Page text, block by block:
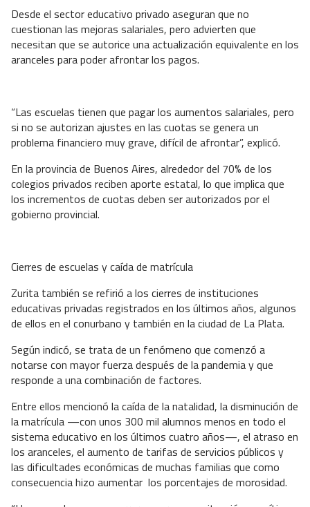
Desde el sector educativo privado aseguran que no
cuestionan las mejoras salariales, pero advierten que
necesitan que se autorice una actualización equivalente en los
aranceles para poder afrontar los pagos.
“Las escuelas tienen que pagar los aumentos salariales, pero
si no se autorizan ajustes en las cuotas se genera un
problema financiero muy grave, difícil de afrontar”, explicó.
En la provincia de Buenos Aires, alrededor del 70% de los
colegios privados reciben aporte estatal, lo que implica que
los incrementos de cuotas deben ser autorizados por el
gobierno provincial.
Cierres de escuelas y caída de matrícula
Zurita también se refirió a los cierres de instituciones
educativas privadas registrados en los últimos años, algunos
de ellos en el conurbano y también en la ciudad de La Plata.
Según indicó, se trata de un fenómeno que comenzó a
notarse con mayor fuerza después de la pandemia y que
responde a una combinación de factores.
Entre ellos mencionó la caída de la natalidad, la disminución de
la matrícula —con unos 300 mil alumnos menos en todo el
sistema educativo en los últimos cuatro años—, el atraso en
los aranceles, el aumento de tarifas de servicios públicos y
las dificultades económicas de muchas familias que como
consecuencia hizo aumentar los porcentajes de morosidad.